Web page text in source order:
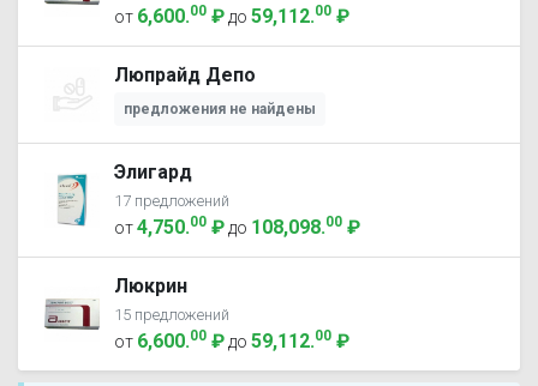
от 6,600.00 ₽ до 59,112.00 ₽
Люпрайд Депо
предложения не найдены
Элигард
17 предложений
от4,750.00 ₽ до 108,098.00 ₽
Люкрин
15 предложений
от 6,600.00 ₽ до 59,112.00 ₽